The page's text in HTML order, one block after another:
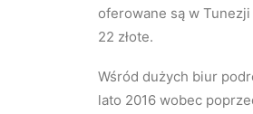
oferowane są w
22 złote.
Wśród dużych biur
lato 2016 wobec